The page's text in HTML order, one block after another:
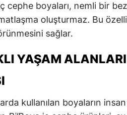
cephe boyaları, nemli bir
oluşturmaz. Bu
sağlar.
YAŞAM ALANLARI
kullanılan boyaların